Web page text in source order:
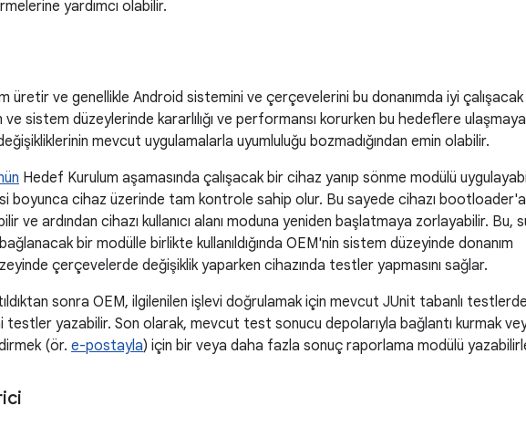
yardımcı olabilir.
üretir ve genellikle Android sistemini ve çerçevelerini bu donanımda iyi
ve sistem düzeylerinde kararlılığı ve performansı korurken bu hedeflere ulaşmaya
mevcut uygulamalarla uyumluluğu bozmadığından emin olabilir.
Hedef Kurulum aşamasında çalışacak bir cihaz yanıp sönme modülü
boyunca cihaz üzerinde tam kontrole sahip olur. Bu sayede cihazı bootloader'a
ve ardından cihazı kullanıcı alanı moduna yeniden başlatmaya zorlayabilir. Bu,
bir modülle birlikte kullanıldığında OEM'nin sistem düzeyinde donanım
çerçevelerde değişiklik yaparken cihazında testler yapmasını sağlar.
sonra OEM, ilgilenilen işlevi doğrulamak için mevcut JUnit tabanlı
testler yazabilir. Son olarak, mevcut test sonucu depolarıyla bağlantı kurmak
(ör. e-postayla) için bir veya daha fazla sonuç raporlama modülü